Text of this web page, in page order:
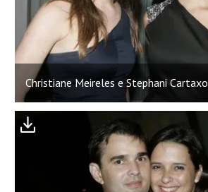
Christiane Meireles e Stephani Cartaxo